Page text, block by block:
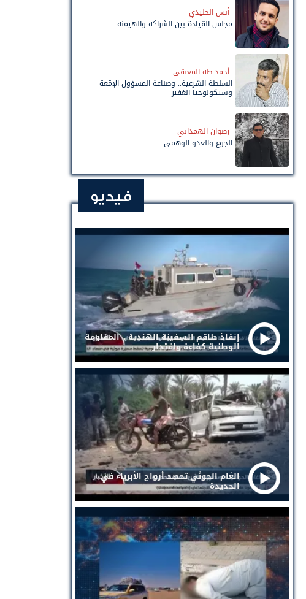
أنس الخليدي
مجلس القيادة بين الشراكة والهيمنة
أحمد طه المعبقي
السلطة الشرعية.. وصناعة المسؤول الإمّعة
وسيكولوجيا الغفير
رضوان الهمداني
الجوع والعدو الوهمي
فيديو
إنقاذ طاقم السفينة الهندية .. المقاومة
الوطنية كفاءة واقتدار
الغام الحوثي تحصد أرواح الأبرياء في
الحديدة